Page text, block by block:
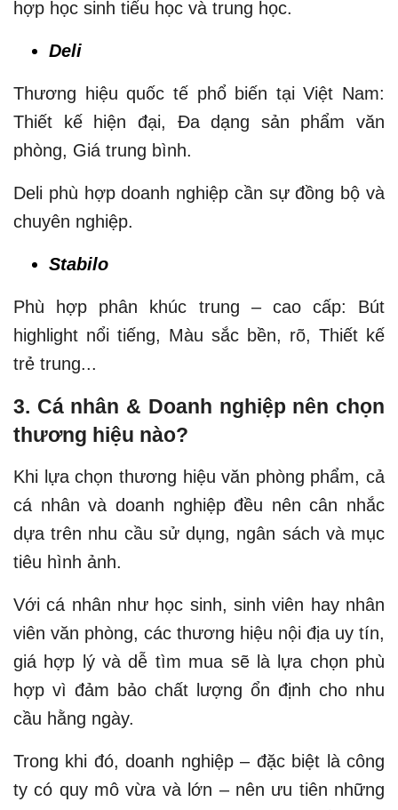
hợp học sinh tiểu học và trung học.
Deli
Thương hiệu quốc tế phổ biến tại Việt Nam:
Thiết kế hiện đại, Đa dạng sản phẩm văn
phòng, Giá trung bình.
Deli phù hợp doanh nghiệp cần sự đồng bộ và
chuyên nghiệp.
Stabilo
Phù hợp phân khúc trung – cao cấp: Bút
highlight nổi tiếng, Màu sắc bền, rõ, Thiết kế
trẻ trung...
3. Cá nhân & Doanh nghiệp nên chọn
thương hiệu nào?
Khi lựa chọn thương hiệu văn phòng phẩm, cả
cá nhân và doanh nghiệp đều nên cân nhắc
dựa trên nhu cầu sử dụng, ngân sách và mục
tiêu hình ảnh.
Với cá nhân như học sinh, sinh viên hay nhân
viên văn phòng, các thương hiệu nội địa uy tín,
giá hợp lý và dễ tìm mua sẽ là lựa chọn phù
hợp vì đảm bảo chất lượng ổn định cho nhu
cầu hằng ngày.
Trong khi đó, doanh nghiệp – đặc biệt là công
ty có quy mô vừa và lớn – nên ưu tiên những